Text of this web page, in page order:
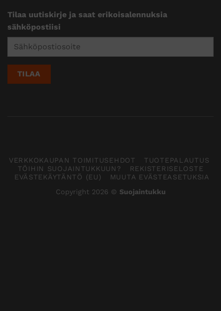
Tilaa uutiskirje ja saat erikoisalennuksia
sähköpostiisi
VERKKOKAUPAN TOIMITUSEHDOT
TUOTEPALAUTUS
TÖIHIN SUOJAINTUKKUUN?
REKISTERISELOSTE
EVÄSTEKÄYTÄNTÖ (EU)
MUUTA EVÄSTEASETUKSIA
Copyright 2026 © Suojaintukku